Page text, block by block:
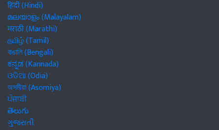
हिंदी (Hindi)
മലയാളം (Malayalam)
मराठी (Marathi)
தமிழ் (Tamil)
বাঙালি (Bengali)
ಕನ್ನಡ (Kannada)
ଓଡିଆ (Odia)
অসমীয়া (Asomiya)
ਪੰਜਾਬੀ
తెలుగు
ગુજરાતી